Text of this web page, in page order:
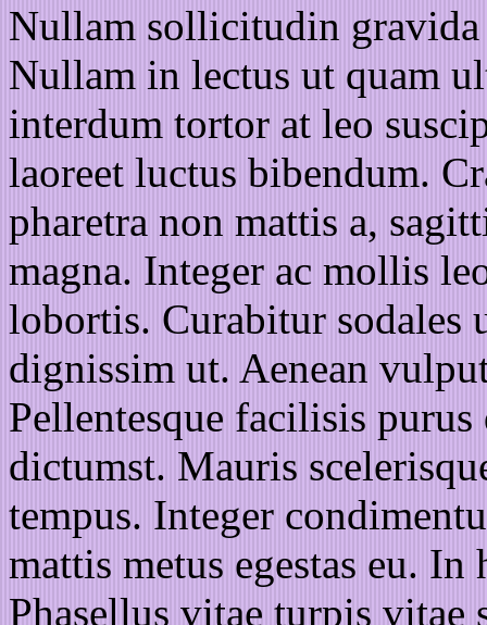
Nullam sollicitudin gravida
Nullam in lectus ut quam
interdum tortor at leo
laoreet luctus bibendum.
pharetra non mattis a,
magna. Integer ac mollis
lobortis. Curabitur sodales
dignissim ut. Aenean
Pellentesque facilisis
dictumst. Mauris
tempus. Integer
mattis metus egestas eu. In
Phasellus vitae turpis vitae